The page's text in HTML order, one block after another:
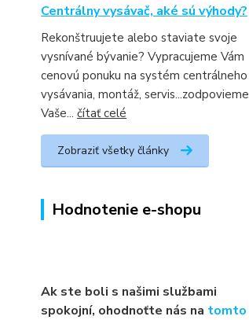
Centrálny vysávač, aké sú výhody?
Rekonštruujete alebo staviate svoje
vysnívané bývanie? Vypracujeme Vám
cenovú ponuku na systém centrálneho
vysávania, montáž, servis...zodpovieme
Vaše... čítať celé
Zobraziť všetky články
Hodnotenie e-shopu
Ak ste boli s našimi službami
spokojní, ohodnoťte nás na tomto